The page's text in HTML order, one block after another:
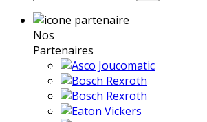
Nos
Partenaires